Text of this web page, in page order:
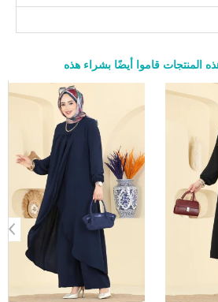
128
97-130
136
97-130
مقاسات الحجم (سم)
102
102
102
102
102
102
102
102
المنتجات قاموا أيضًا بشراء هذه
a>